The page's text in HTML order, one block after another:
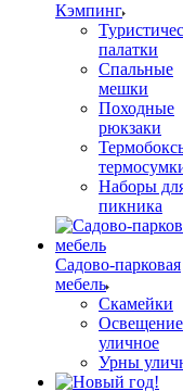
Кэмпинг
палатки
Спальные
мешки
Походные
рюкзаки
Наборы
пикника
Садово-парковая
мебель
Скамейки
Освещение
уличное
Урны